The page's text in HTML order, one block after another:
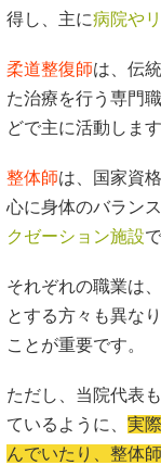
得し、主に病院や
柔道整復師は、伝
た治療を行う専門
どで主に活動します
整体師は、国家資
心に身体のバラン
クゼーション施設
それぞれの職業は
とする方々も異な
ことが重要です。
ただし、当院代表
ているように、 実
んでいたり、整体